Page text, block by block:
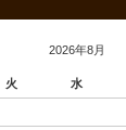
2026年8月
火 水